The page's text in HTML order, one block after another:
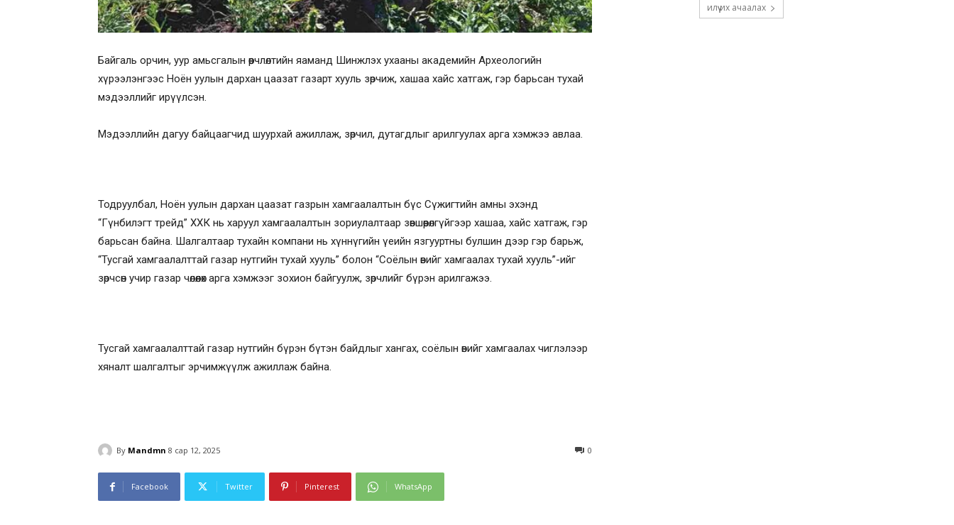
Байгаль орчин, уур амьсгалын өөрчлөлтийн яаманд Шинжлэх ухааны академийн Археологийн
хүрээлэнгээс Ноён уулын дархан цаазат газарт хууль зөрчиж, хашаа хайс хатгаж, гэр барьсан тухай
мэдээллийг ирүүлсэн.
Мэдээллийн дагуу байцаагчид шуурхай ажиллаж, зөрчил, дутагдлыг арилгуулах арга хэмжээ авлаа.
Тодруулбал, Ноён уулын дархан цаазат газрын хамгаалалтын бүс Сүжигтийн амны эхэнд
“Гүнбилэгт трейд” ХХК нь харуул хамгаалалтын зориулалтаар зөвшөөрөлгүйгээр хашаа, хайс хатгаж, гэр
барьсан байна. Шалгалтаар тухайн компани нь хүннүгийн үеийн язгууртны булшин дээр гэр барьж,
“Тусгай хамгаалалттай газар нутгийн тухай хууль” болон “Соёлын өвийг хамгаалах тухай хууль”-ийг
зөрчсөн учир газар чөлөөлөх арга хэмжээг зохион байгуулж, зөрчлийг бүрэн арилгажээ.
Тусгай хамгаалалттай газар нутгийн бүрэн бүтэн байдлыг хангах, соёлын өвийг хамгаалах чиглэлээр
хяналт шалгалтыг эрчимжүүлж ажиллаж байна.
By Mandmn 8 сар 12, 2025 0
Facebook Twitter Pinterest WhatsApp
илүү их ачаалах